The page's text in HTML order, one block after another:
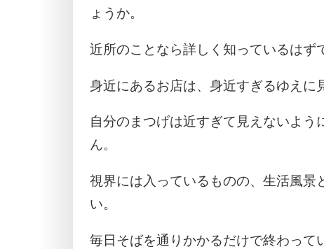
ょうか。
近所のことなら詳しく知っているはず
身近にあるお店は、身近すぎるゆえに
自分のまつげは近すぎて見えないよ
ん。
視界には入っているものの、生活風景
い。
毎日そばを通りかかるだけで終わって